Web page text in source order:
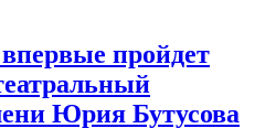
пройдет
Юрия Бутусова